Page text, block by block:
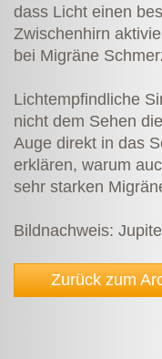
dass Licht einen
Zwischenhirn
bei Migräne
Lichtempfindliche
nicht dem Sehen
Auge direkt in das
erklären, warum
sehr starken
Bildnachweis:
Zurück zum